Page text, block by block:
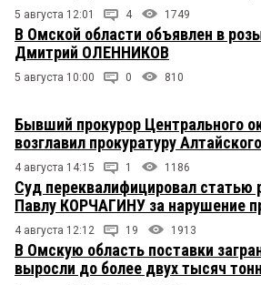
5 августа 12:01 4 1749
В Омской области объявлен в
Дмитрий ОЛЕННИКОВ
5 августа 10:00 0 810
Бывший прокурор Центрального
возглавил прокуратуру
4 августа 14:15 1 1186
Суд переквалифицировал статью
Павлу КОРЧАГИНУ за нарушение
4 августа 12:12 19 1913
В Омскую область поставки
выросли до более двух тысяч тонн